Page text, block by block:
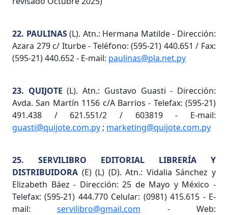
22. PAULINAS(L). Atn.: Hermana Matilde - Dirección:
Azara 279 c/ Iturbe - Teléfono: (595-21) 440.651 / Fax:
(595-21) 440.652 - E-mail: paulinas@pla.net.py
23. QUIJOTE(L). Atn.: Gustavo Guasti - Dirección:
Avda. San Martín 1156 c/A Barrios - Telefax: (595-21)
491.438 / 621.551/2 / 603819 - E-mail:
guasti@quijote.com.py ; marketing@quijote.com.py
25. SERVILIBRO EDITORIAL LIBRERÍA Y
DISTRIBUIDORA (E) (L) (D). Atn.: Vidalia Sánchez y
Elizabeth Báez - Dirección: 25 de Mayo y México -
Telefax: (595-21) 444.770 Celular: (0981) 415.615 - E-
mail:servilibro@gmail.com - Web: